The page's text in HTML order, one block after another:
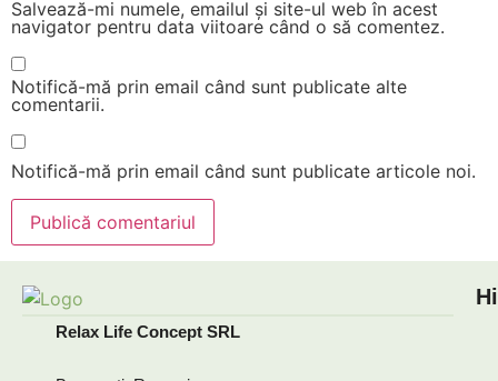
Salvează-mi numele, emailul și site-ul web în acest
navigator pentru data viitoare când o să comentez.
Notifică-mă prin email când sunt publicate alte
comentarii.
Notifică-mă prin email când sunt publicate articole noi.
Relax Life Concept SRL